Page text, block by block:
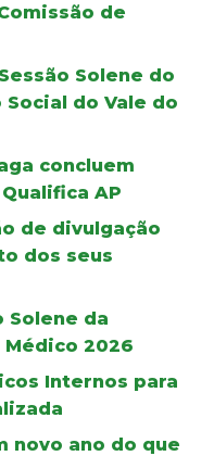
de
Solene do
do Vale do
concluem
AP
de divulgação
dos seus
Solene da
2026
Internos para
novo ano do que